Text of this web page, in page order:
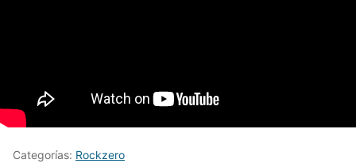
Categorías: Rockzero